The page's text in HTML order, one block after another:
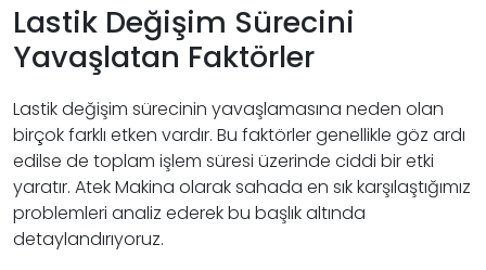
Lastik Değişim Sürecini
Yavaşlatan Faktörler
Lastik değişim sürecinin yavaşlamasına neden olan
birçok farklı etken vardır. Bu faktörler genellikle göz ardı
edilse de toplam işlem süresi üzerinde ciddi bir etki
yaratır. Atek Makina olarak sahada en sık karşılaştığımız
problemleri analiz ederek bu başlık altında
detaylandırıyoruz.